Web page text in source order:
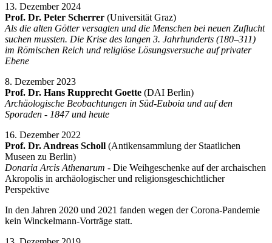
13. Dezember 2024
Prof. Dr. Peter Scherrer (Universität Graz)
Als die alten Götter versagten und die Menschen bei neuen Zuflucht
suchen mussten. Die Krise des langen 3. Jahrhunderts (180–311)
im Römischen Reich und religiöse Lösungsversuche auf privater
Ebene
8. Dezember 2023
Prof. Dr. Hans Rupprecht Goette (DAI Berlin)
Archäologische Beobachtungen in Süd-Euboia und auf den
Sporaden - 1847 und heute
16. Dezember 2022
Prof. Dr. Andreas Scholl (Antikensammlung der Staatlichen
Museen zu Berlin)
Donaria Arcis Athenarum - Die Weihgeschenke auf der archaischen
Akropolis in archäologischer und religionsgeschichtlicher
Perspektive
In den Jahren 2020 und 2021 fanden wegen der Corona-Pandemie
kein Winckelmann-Vorträge statt.